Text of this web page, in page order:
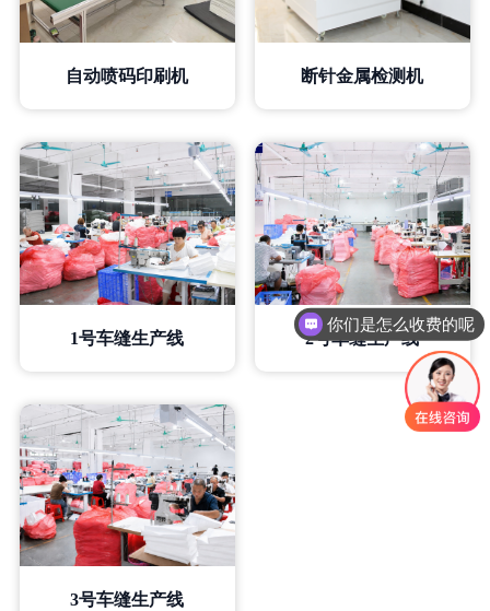
自动喷码印刷机 断针金属检测机
1号车缝生产线 2号车缝生产线
3号车缝生产线
你们是怎么收费的呢